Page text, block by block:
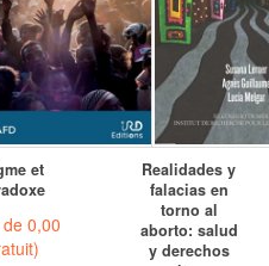
et
0,00
Realidades y
falacias en
torno al
aborto: salud
y derechos